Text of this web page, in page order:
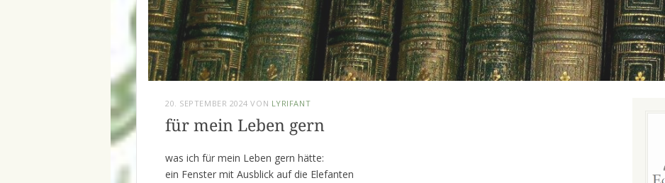
20. SEPTEMBER 2024 VON LYRIFANT
für mein Leben gern
was ich für mein Leben gern hätte:
ein Fenster mit Ausblick auf die Elefanten